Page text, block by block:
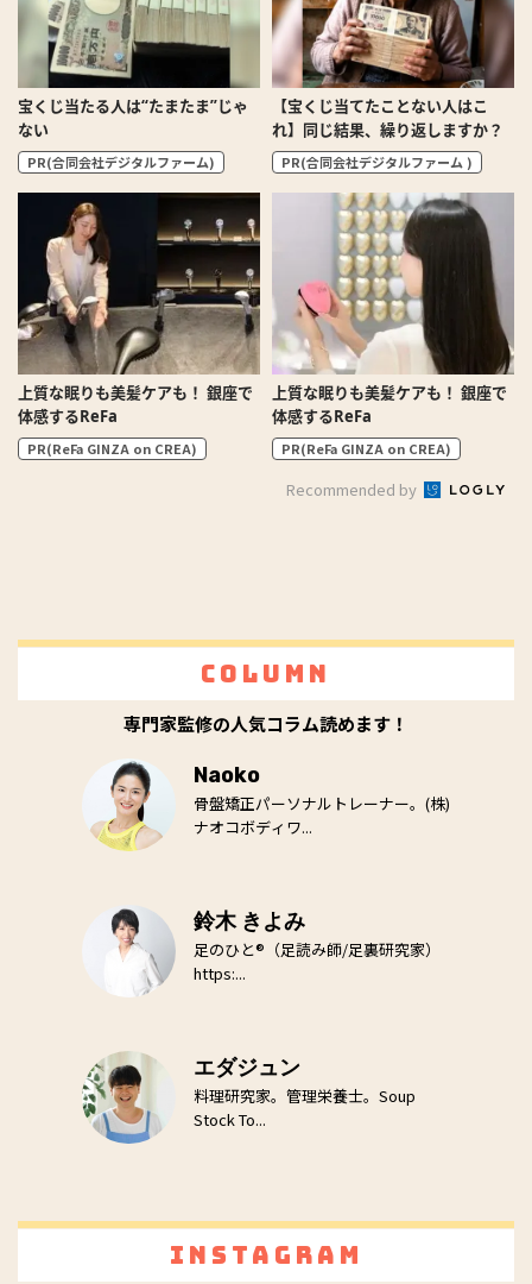
宝くじ当たる人は“たまたま”じゃ
ない
PR(合同会社デジタルファーム)
【宝くじ当てたことない人はこ
れ】同じ結果、繰り返しますか？
PR(合同会社デジタルファーム )
上質な眠りも美髪ケアも！ 銀座で
体感するReFa
PR(ReFa GINZA on CREA)
上質な眠りも美髪ケアも！ 銀座で
体感するReFa
PR(ReFa GINZA on CREA)
Recommended by
Column
専門家監修の人気コラム読めます！
Naoko
骨盤矯正パーソナルトレーナー。(株)
ナオコボディワ...
鈴木 きよみ
足のひと®（足読み師/足裏研究家）
https:...
エダジュン
料理研究家。管理栄養士。Soup
Stock To...
Instagram